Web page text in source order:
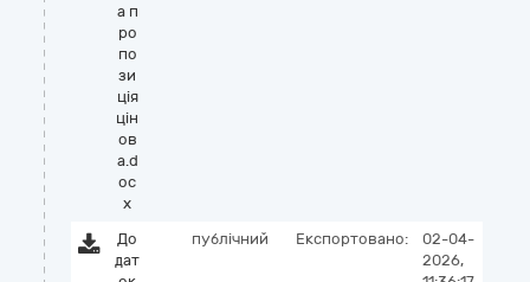
а п
ро
по
зи
ція
цін
ов
а.d
oc
x
До
дат
публічний Експортовано:
02-04-
2026,